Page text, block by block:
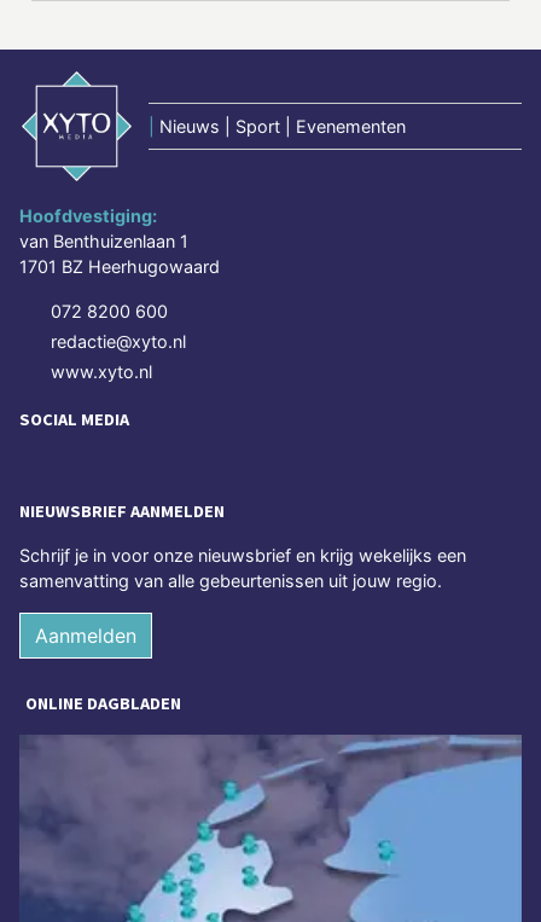
Nieuws | Sport | Evenementen
Hoofdvestiging:
van Benthuizenlaan 1
1701 BZ Heerhugowaard
072 8200 600
redactie@xyto.nl
www.xyto.nl
SOCIAL MEDIA
NIEUWSBRIEF AANMELDEN
Schrijf je in voor onze nieuwsbrief en krijg wekelijks een
samenvatting van alle gebeurtenissen uit jouw regio.
Aanmelden
ONLINE DAGBLADEN